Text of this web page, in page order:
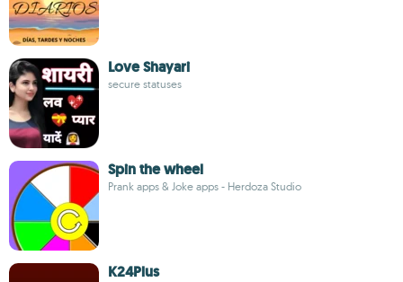
Love Shayari
secure statuses
Spin the wheel
Prank apps & Joke apps - Herdoza Studio
K24Plus